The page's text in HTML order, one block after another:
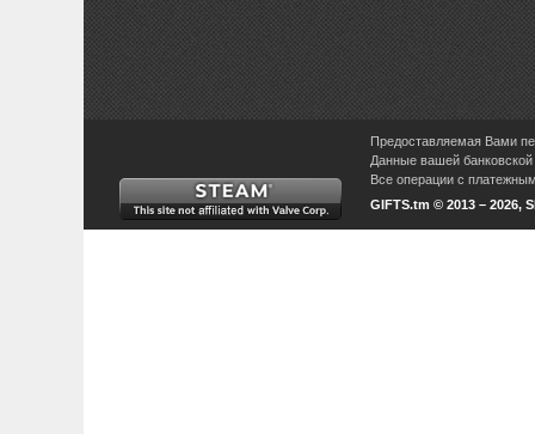
Предоставляемая Вами
Данные вашей
Все операции с
GIFTS.tm © 2013 – 2026,